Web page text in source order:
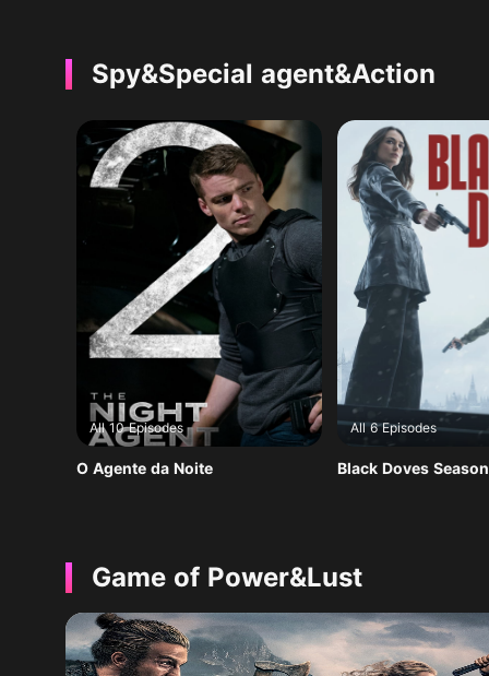
Spy&Special agent&Action
All 10 Episodes
O Agente da Noite
All 6 Episodes
Black Doves
Game of Power&Lust